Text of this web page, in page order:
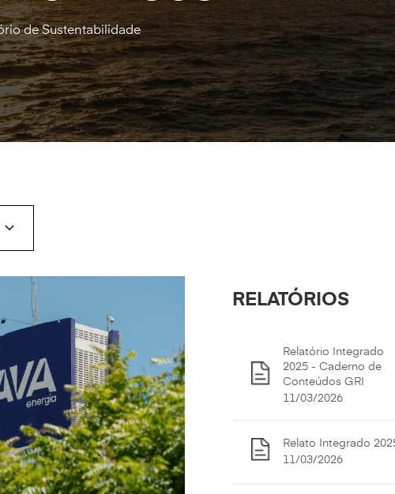
de Sustentabilidade
RELATÓRIOS
Relatório Integrado
2025 - Caderno de
Conteúdos GRI
11/03/2026
Relato Integrado
11/03/2026